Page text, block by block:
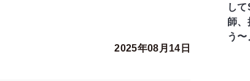
2025年08月14日
し
師、
う〜